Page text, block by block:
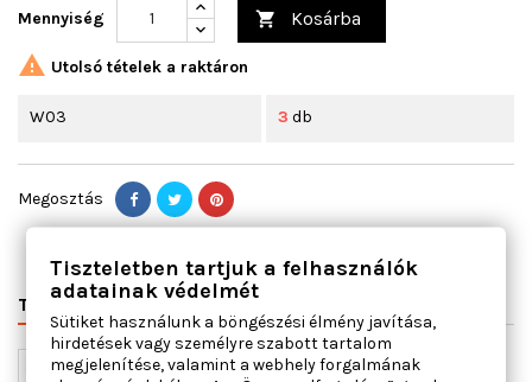
Mennyiség  Kosárba
 Utolsó tételek a raktáron
W03 3 db
Megosztás
TERMÉK RÉSZLETEI VÁLTÓSZÁMOK
Tiszteletben tartjuk a felhasználók
adatainak védelmét
Sütiket használunk a böngészési élmény javítása,
hirdetések vagy személyre szabott tartalom
megjelenítése, valamint a webhely forgalmának